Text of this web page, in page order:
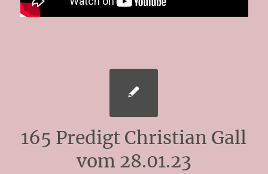
165 Predigt Christian Gall
vom 28.01.23